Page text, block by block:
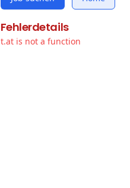
Fehlerdetails
t.at is not a function